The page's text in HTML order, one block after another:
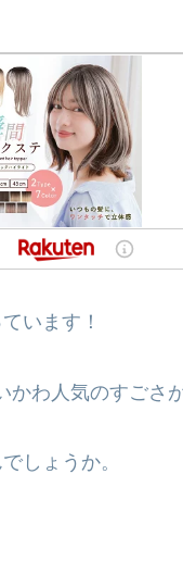
います！
わ人気のすごさ
しょうか。